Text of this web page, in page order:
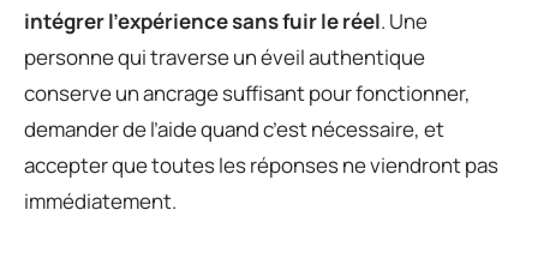
intégrer l’expérience sans fuir le réel. Une
personne qui traverse un éveil authentique
conserve un ancrage suffisant pour fonctionner,
demander de l’aide quand c’est nécessaire, et
accepter que toutes les réponses ne viendront pas
immédiatement.